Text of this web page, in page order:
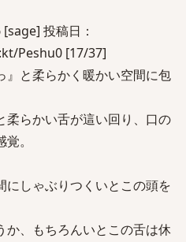
投稿日：
Peshu0 [17/37]
』と柔らかく暖かい空間に包
柔らかい舌が這い回り、口の
。
しゃぶりつくいとこの頭を
か、もちろんいとこの舌は休